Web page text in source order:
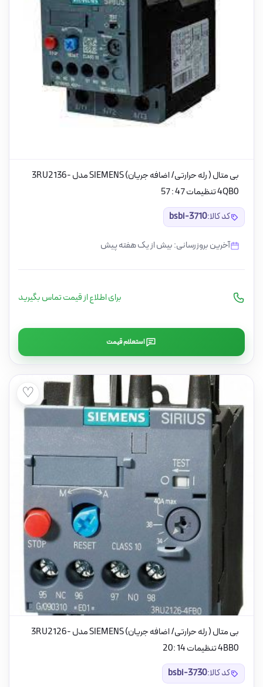
بی متال ( رله حرارتی/ اضافه جریان) SIEMENS مدل 3RU2136-
4QB0 تنظیمات 47 : 57
کد کالا:bsbi-3710
آخرین بروزرسانی: بیش از یک هفته پیش
برای اطلاع از قیمت تماس بگیرید
استعلام قیمت
♡
بی متال ( رله حرارتی/ اضافه جریان) SIEMENS مدل 3RU2126-
4BB0 تنظیمات 14 :20
کد کالا:bsbi-3730